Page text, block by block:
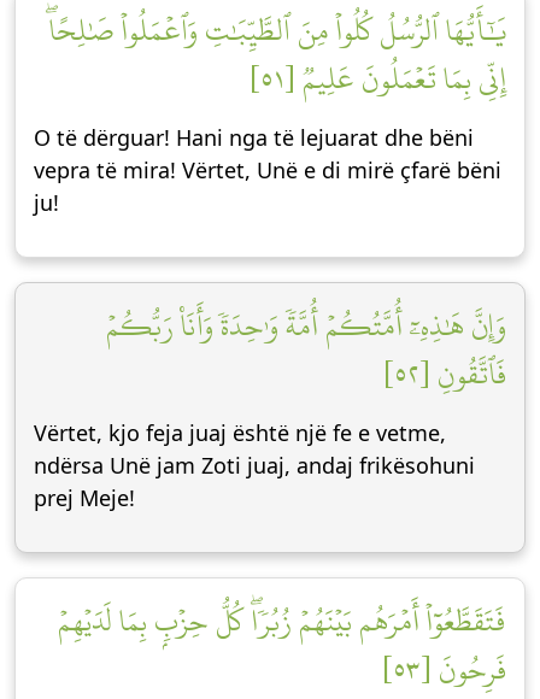
يَٰٓأَيُّهَا ٱلرُّسُلُ كُلُواْ مِنَ ٱلطَّيِّبَٰتِ وَٱعۡمَلُواْ صَٰلِحًاۖ
إِنِّي بِمَا تَعۡمَلُونَ عَلِيمٞ [٥١]
O të dërguar! Hani nga të lejuarat dhe bëni
vepra të mira! Vërtet, Unë e di mirë çfarë bëni
ju!
وَإِنَّ هَٰذِهِۦٓ أُمَّتُكُمۡ أُمَّةٗ وَٰحِدَةٗ وَأَنَا۠ رَبُّكُمۡ
فَٱتَّقُونِ [٥٢]
Vërtet, kjo feja juaj është një fe e vetme,
ndërsa Unë jam Zoti juaj, andaj frikësohuni
prej Meje!
فَتَقَطَّعُوٓاْ أَمۡرَهُم بَيۡنَهُمۡ زُبُرٗاۖ كُلُّ حِزۡبِۭ بِمَا لَدَيۡهِمۡ
فَرِحُونَ [٥٣]